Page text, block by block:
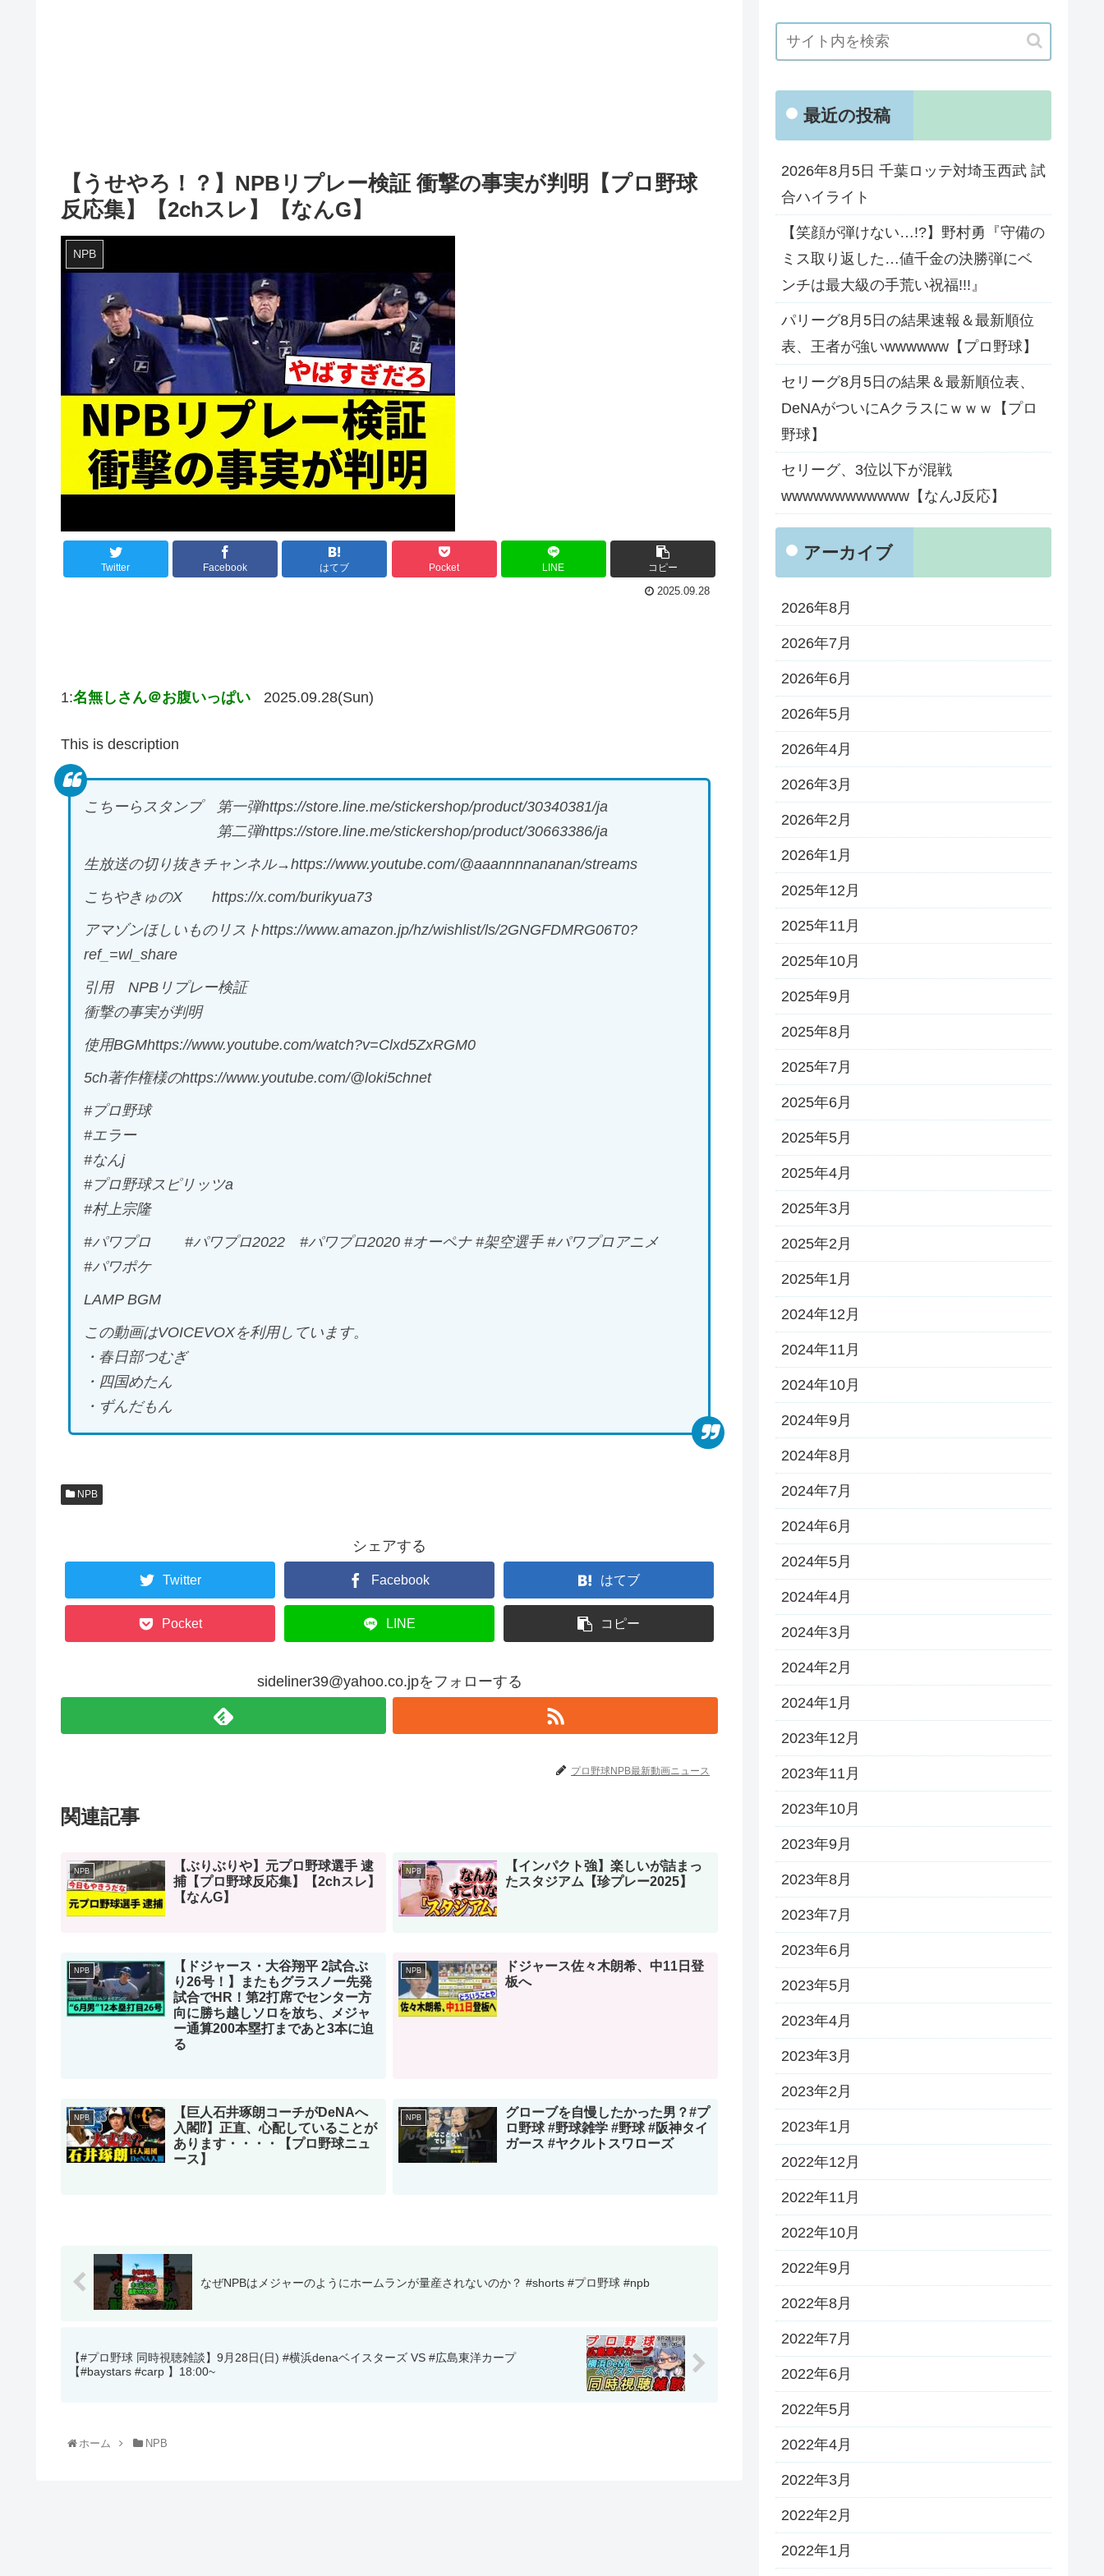
【うせやろ！？】NPBリプレー検証 衝撃の事実が判明【プロ野球
反応集】【2chスレ】【なんG】
NPB
Twitter Facebook はてブ Pocket LINE コピー
2025.09.28
1:名無しさん＠お腹いっぱい 2025.09.28(Sun)
This is description
こちーらスタンプ 第一弾https://store.line.me/stickershop/product/30340381/ja
第二弾https://store.line.me/stickershop/product/30663386/ja
生放送の切り抜きチャンネル→https://www.youtube.com/@aaannnnananan/streams
こちやきゅのX https://x.com/burikyua73
アマゾンほしいものリストhttps://www.amazon.jp/hz/wishlist/ls/2GNGFDMRG06T0?
ref_=wl_share
引用 NPBリプレー検証
衝撃の事実が判明
使用BGMhttps://www.youtube.com/watch?v=Clxd5ZxRGM0
5ch著作権様のhttps://www.youtube.com/@loki5chnet
#プロ野球
#エラー
#なんj
#プロ野球スピリッツa
#村上宗隆
#パワプロ #パワプロ2022 #パワプロ2020 #オーペナ #架空選手 #パワプロアニメ
#パワポケ
LAMP BGM
この動画はVOICEVOXを利用しています。
・春日部つむぎ
・四国めたん
・ずんだもん
NPB
シェアする
Twitter Facebook はてブ
Pocket LINE コピー
sideliner39@yahoo.co.jpをフォローする
プロ野球NPB最新動画ニュース
関連記事
NPB
【ぶりぶりや】元プロ野球選手 逮
捕【プロ野球反応集】【2chスレ】
【なんG】
NPB
【インパクト強】楽しいが詰まっ
たスタジアム【珍プレー2025】
NPB
【ドジャース・大谷翔平 2試合ぶ
り26号！】またもグラスノー先発
試合でHR！第2打席でセンター方
向に勝ち越しソロを放ち、メジャ
ー通算200本塁打まであと3本に迫
る
NPB
ドジャース佐々木朗希、中11日登
板へ
NPB
【巨人石井琢朗コーチがDeNAへ
入閣⁉︎】正直、心配していることが
あります・・・・【プロ野球ニュ
ース】
NPB
グローブを自慢したかった男？#プ
ロ野球 #野球雑学 #野球 #阪神タイ
ガース #ヤクルトスワローズ
なぜNPBはメジャーのようにホームランが量産されないのか？ #shorts #プロ野球 #npb
【#プロ野球 同時視聴雑談】9月28日(日) #横浜denaベイスターズ VS #広島東洋カープ
【#baystars #carp 】18:00~
ホーム NPB
最近の投稿
2026年8月5日 千葉ロッテ対埼玉西武 試
合ハイライト
【笑顔が弾けない…!?】野村勇『守備の
ミス取り返した…値千金の決勝弾にベ
ンチは最大級の手荒い祝福!!!』
パリーグ8月5日の結果速報＆最新順位
表、王者が強いwwwwww【プロ野球】
セリーグ8月5日の結果＆最新順位表、
DeNAがついにAクラスにｗｗｗ【プロ
野球】
セリーグ、3位以下が混戦
wwwwwwwwwwww【なんJ反応】
アーカイブ
2026年8月
2026年7月
2026年6月
2026年5月
2026年4月
2026年3月
2026年2月
2026年1月
2025年12月
2025年11月
2025年10月
2025年9月
2025年8月
2025年7月
2025年6月
2025年5月
2025年4月
2025年3月
2025年2月
2025年1月
2024年12月
2024年11月
2024年10月
2024年9月
2024年8月
2024年7月
2024年6月
2024年5月
2024年4月
2024年3月
2024年2月
2024年1月
2023年12月
2023年11月
2023年10月
2023年9月
2023年8月
2023年7月
2023年6月
2023年5月
2023年4月
2023年3月
2023年2月
2023年1月
2022年12月
2022年11月
2022年10月
2022年9月
2022年8月
2022年7月
2022年6月
2022年5月
2022年4月
2022年3月
2022年2月
2022年1月